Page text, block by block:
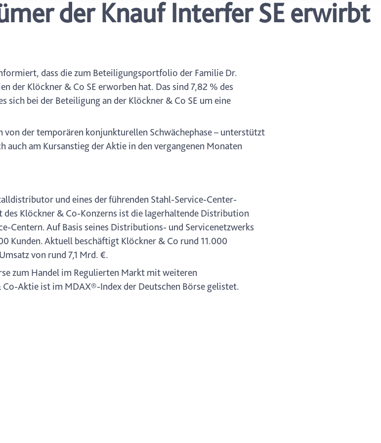
der Website nicht mehr zur Verfügung. Sie
für die Zukunft in unserer Datenschutzerklärung oder
Ende der Seite widerrufen.der Knauf Interfer SE erwirbt
dass die zum Beteiligungsportfolio der Familie Dr.
der Klöckner & Co SE erworben hat. Das sind 7,82 % des
bei der Beteiligung an der Klöckner & Co SE um eine
der temporären konjunkturellen Schwächephase – unterstützt
am Kursanstieg der Aktie in den vergangenen Monaten
und eines der führenden Stahl-Service-Center-
Klöckner & Co-Konzerns ist die lagerhaltende Distribution
Centern. Auf Basis seines Distributions- und Servicenetzwerks
Kunden. Aktuell beschäftigt Klöckner & Co rund 11.000
von rund 7,1 Mrd. €.
zum Handel im Regulierten Markt mit weiteren
Aktie ist im MDAX®-Index der Deutschen Börse gelistet.